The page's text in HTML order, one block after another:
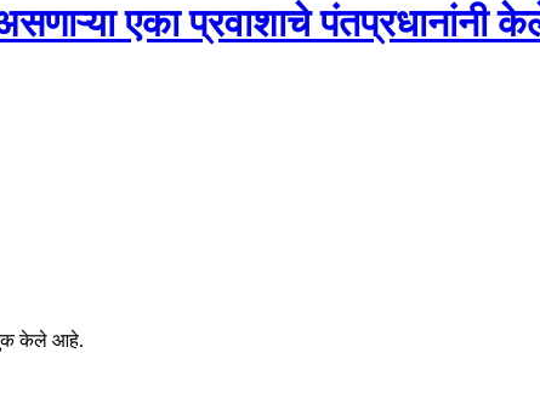
एका प्रवाशाचे पंतप्रधानांनी
केले आहे.